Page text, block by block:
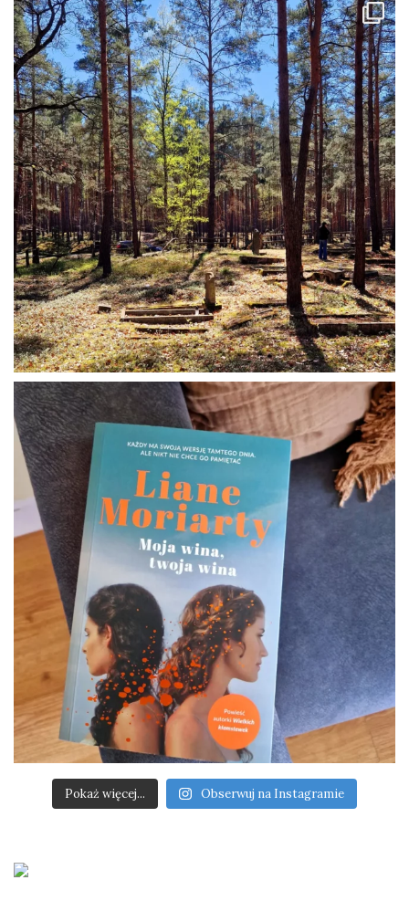
Pokaż więcej... Obserwuj na Instagramie